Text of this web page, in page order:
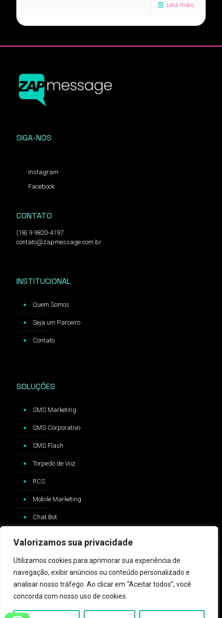
Valorizamos sua privacidade
Utilizamos cookies para aprimorar sua experiência de
navegação, exibir anúncios ou conteúdo personalizado e
analisar nosso tráfego. Ao clicar em “Aceitar todos”, você
concorda com nosso uso de cookies.
Leia mais
SIGA-NOS
Instagram
Facebook
CONTATO
(18) 9 9820-4197
contato@zapmessage.com.br
INSTITUCIONAL
Quem Somos
Seja um Parceiro
Contato
SOLUÇÕES
SMS Marketing
SMS Corporativo
SMS Flash
Torpedo de Voz
RCS
Mobile Marketing
Chat Bot
propriedades da Whatsapp Inc™️ e não possui nenhum vínculo com